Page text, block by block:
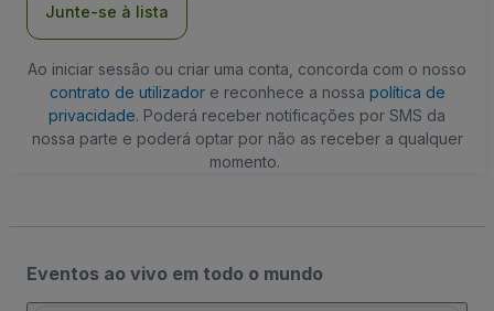
Junte-se à lista
Ao iniciar sessão ou criar uma conta, concorda com o nosso
contrato de utilizadore reconhece a nossa política de
privacidade. Poderá receber notificações por SMS da
nossa parte e poderá optar por não as receber a qualquer
momento.
Eventos ao vivo em todo o mundo